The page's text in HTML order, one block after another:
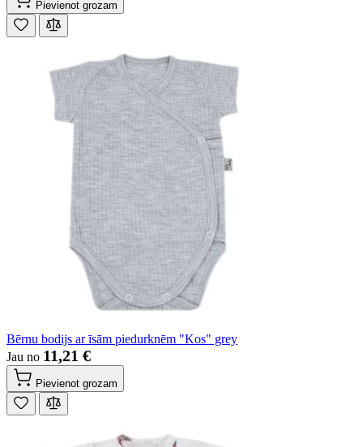
Pievienot grozam
Bērnu bodijs ar īsām piedurknēm "Kos" grey
Jau no 11,21 €
Pievienot grozam